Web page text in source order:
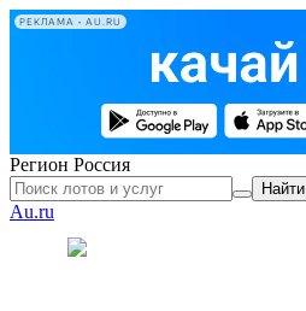
РЕКЛАМА • AU.RU
Регион Россия
Найти
Au.ru